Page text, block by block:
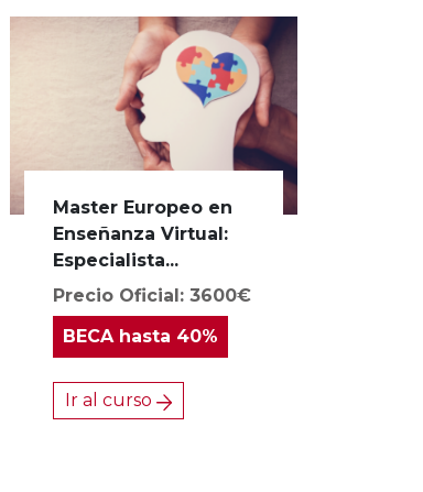
Master Europeo en
Enseñanza Virtual:
Especialista...
Precio Oficial: 3600€
BECAhasta 40%
Ir al curso